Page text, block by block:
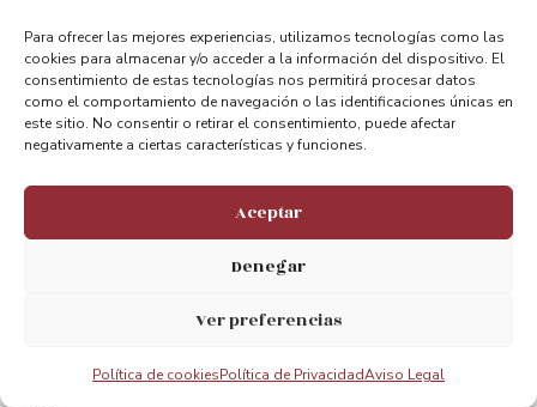
Para ofrecer las mejores experiencias, utilizamos tecnologías como las
cookies para almacenar y/o acceder a la información del dispositivo. El
consentimiento de estas tecnologías nos permitirá procesar datos
como el comportamiento de navegación o las identificaciones únicas en
este sitio. No consentir o retirar el consentimiento, puede afectar
negativamente a ciertas características y funciones.
Aceptar
Denegar
Ver preferencias
Política de cookiesPolítica de PrivacidadAviso Legal
Stay connected.
We appreciate your opinion.